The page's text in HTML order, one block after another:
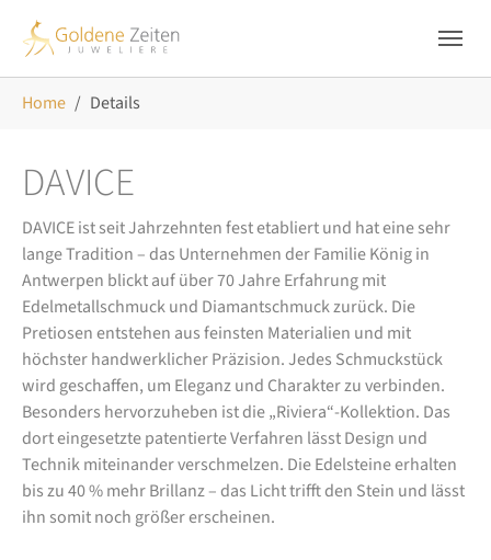
Home Details
DAVICE
DAVICE ist seit Jahrzehnten fest etabliert und hat eine sehr
lange Tradition – das Unternehmen der Familie König in
Antwerpen blickt auf über 70 Jahre Erfahrung mit
Edelmetallschmuck und Diamantschmuck zurück. Die
Pretiosen entstehen aus feinsten Materialien und mit
höchster handwerklicher Präzision. Jedes Schmuckstück
wird geschaffen, um Eleganz und Charakter zu verbinden.
Besonders hervorzuheben ist die „Riviera“-Kollektion. Das
dort eingesetzte patentierte Verfahren lässt Design und
Technik miteinander verschmelzen. Die Edelsteine erhalten
bis zu 40 % mehr Brillanz – das Licht trifft den Stein und lässt
ihn somit noch größer erscheinen.